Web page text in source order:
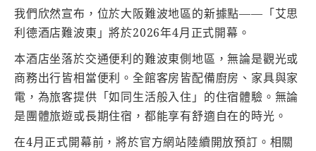
我們欣然宣布，位於大阪難波地區的新據點——「艾思
利德酒店難波東」將於2026年4月正式開幕。
本酒店坐落於交通便利的難波東側地區，無論是觀光或
商務出行皆相當便利。全館客房皆配備廚房、家具與家
電，為旅客提供「如同生活般入住」的住宿體驗。無論
是團體旅遊或長期住宿，都能享有舒適自在的時光。
在4月正式開幕前，將於官方網站陸續開放預訂。相關